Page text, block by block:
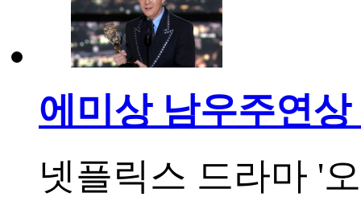
에미상 남우주연
넷플릭스 드라마 '